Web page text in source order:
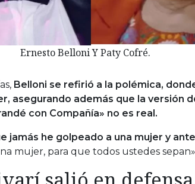
Ernesto Belloni Y Paty Cofré.
Belloni se refirió a la polémica,
asegurando además que la versión
con Compañía» no es real.
jamás he golpeado a una mujer y
mujer, para que todos ustedes